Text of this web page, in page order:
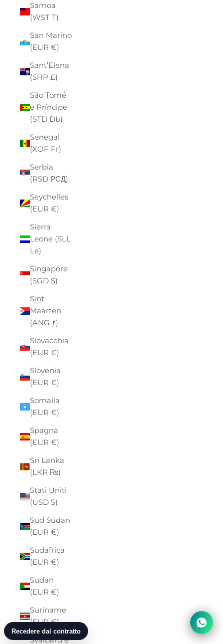
Samoa
(WST T)
San Marino
(EUR €)
Sant’Elena
(SHP £)
São Tomé
e Príncipe
(STD Db)
Senegal
(XOF Fr)
Serbia
(RSD РСД)
Seychelles
(EUR €)
Sierra
Leone (SLL
Le)
Singapore
(SGD $)
Sint
Maarten
(ANG ƒ)
Slovacchia
(EUR €)
Slovenia
(EUR €)
Somalia
(EUR €)
Spagna
(EUR €)
Sri Lanka
(LKR ₨)
Stati Uniti
(USD $)
Sud Sudan
(EUR €)
Sudafrica
(EUR €)
Sudan
(EUR €)
Suriname
(EUR €)
Svalbard e